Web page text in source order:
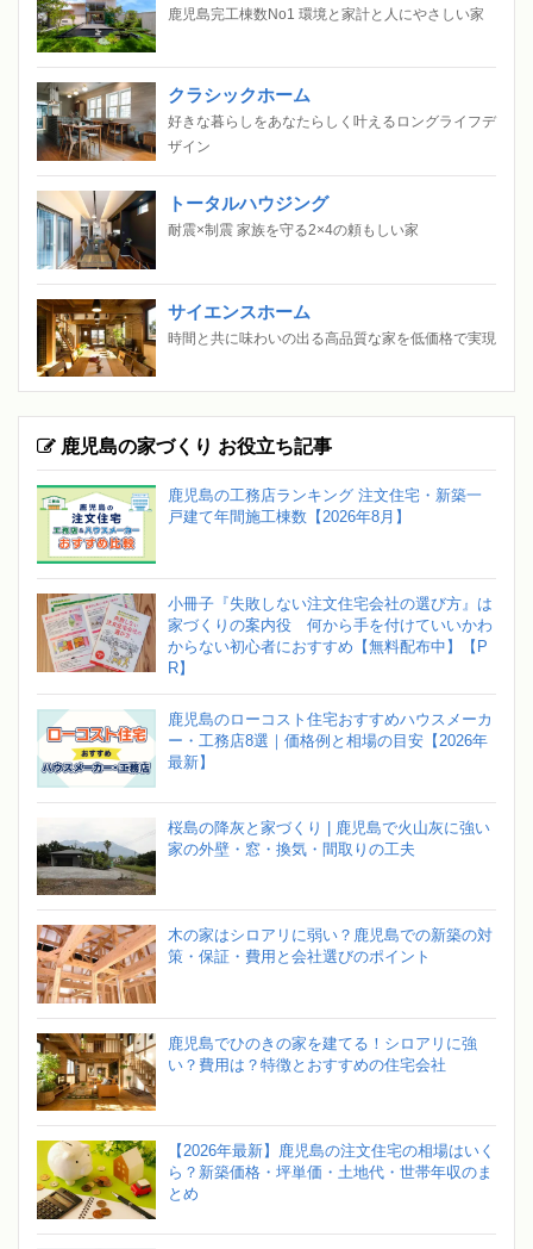
鹿児島完工棟数No1 環境と家計と人にやさしい家
クラシックホーム
好きな暮らしをあなたらしく叶えるロングライフデ
ザイン
トータルハウジング
耐震×制震 家族を守る2×4の頼もしい家
サイエンスホーム
時間と共に味わいの出る高品質な家を低価格で実現
鹿児島の家づくり お役立ち記事
鹿児島の工務店ランキング 注文住宅・新築一
戸建て年間施工棟数【2026年8月】
小冊子『失敗しない注文住宅会社の選び方』は
家づくりの案内役 何から手を付けていいかわ
からない初心者におすすめ【無料配布中】【P
R】
鹿児島のローコスト住宅おすすめハウスメーカ
ー・工務店8選｜価格例と相場の目安【2026年
最新】
桜島の降灰と家づくり | 鹿児島で火山灰に強い
家の外壁・窓・換気・間取りの工夫
木の家はシロアリに弱い？鹿児島での新築の対
策・保証・費用と会社選びのポイント
鹿児島でひのきの家を建てる！シロアリに強
い？費用は？特徴とおすすめの住宅会社
【2026年最新】鹿児島の注文住宅の相場はいく
ら？新築価格・坪単価・土地代・世帯年収のま
とめ